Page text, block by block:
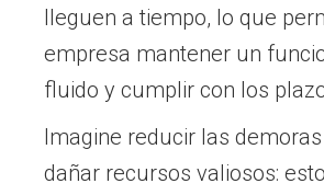
lleguen a tiempo, lo que
empresa mantener un
fluido y cumplir con los
Imagine reducir las
dañar recursos valiosos: